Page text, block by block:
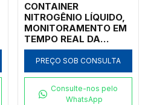
CONTAINER
NITROGÊNIO LÍQUIDO,
MONITORAMENTO EM
TEMPO REAL DA
TEMPERATURA E DO
NÍVEL NL2, 65L,
ABERTURA 216MM,
BOLSAS DE SANGUE
PREÇO SOB CONSULTA
Consulte-nos pelo
WhatsApp